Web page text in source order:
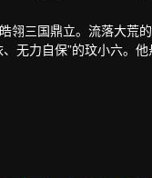
翎三国鼎立。流落大荒
无力自保”的玟小六。
荒，来到清水镇。清水
惺相惜结为知己。玟小